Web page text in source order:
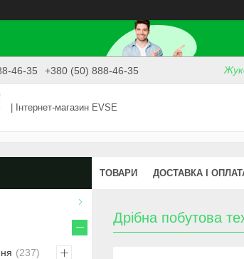
46-35 +380 (50) 888-46-35
| Інтернет-магазин EVSE
ТОВАРИ ДОСТАВКА І
Дрібна побутова
237